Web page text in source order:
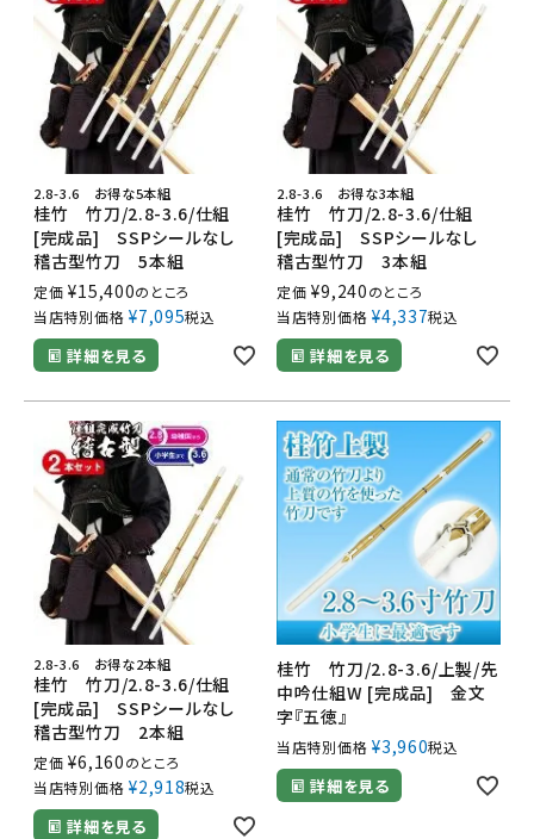
2.8-3.6 お得な5本組
桂竹 竹刀/2.8-3.6/仕組
[完成品] SSPシールなし
稽古型竹刀 5本組
定価 ¥15,400のところ
当店特別価格 ¥7,095税込
詳細を見る
2.8-3.6 お得な3本組
桂竹 竹刀/2.8-3.6/仕組
[完成品] SSPシールなし
稽古型竹刀 3本組
定価 ¥9,240のところ
当店特別価格 ¥4,337税込
詳細を見る
2.8-3.6 お得な2本組
桂竹 竹刀/2.8-3.6/仕組
[完成品] SSPシールなし
稽古型竹刀 2本組
定価 ¥6,160のところ
当店特別価格 ¥2,918税込
詳細を見る
桂竹 竹刀/2.8-3.6/上製/先
中吟仕組W [完成品] 金文
字『五徳』
当店特別価格 ¥3,960税込
詳細を見る